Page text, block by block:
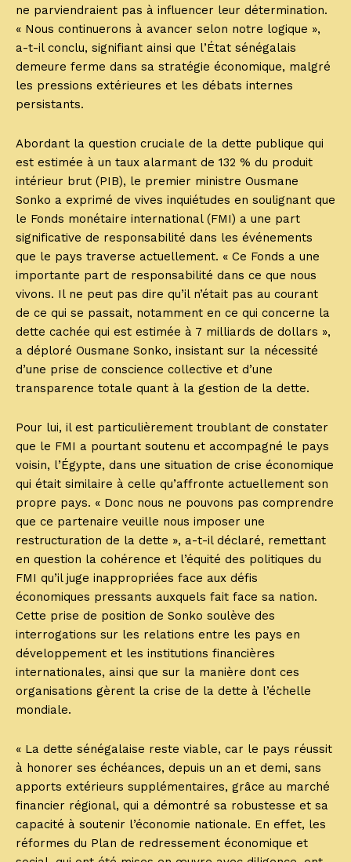
ne parviendraient pas à influencer leur détermination.
« Nous continuerons à avancer selon notre logique »,
a-t-il conclu, signifiant ainsi que l’État sénégalais
demeure ferme dans sa stratégie économique, malgré
les pressions extérieures et les débats internes
persistants.
Abordant la question cruciale de la dette publique qui
est estimée à un taux alarmant de 132 % du produit
intérieur brut (PIB), le premier ministre Ousmane
Sonko a exprimé de vives inquiétudes en soulignant que
le Fonds monétaire international (FMI) a une part
significative de responsabilité dans les événements
que le pays traverse actuellement. « Ce Fonds a une
importante part de responsabilité dans ce que nous
vivons. Il ne peut pas dire qu’il n’était pas au courant
de ce qui se passait, notamment en ce qui concerne la
dette cachée qui est estimée à 7 milliards de dollars »,
a déploré Ousmane Sonko, insistant sur la nécessité
d’une prise de conscience collective et d’une
transparence totale quant à la gestion de la dette.
Pour lui, il est particulièrement troublant de constater
que le FMI a pourtant soutenu et accompagné le pays
voisin, l’Égypte, dans une situation de crise économique
qui était similaire à celle qu’affronte actuellement son
propre pays. « Donc nous ne pouvons pas comprendre
que ce partenaire veuille nous imposer une
restructuration de la dette », a-t-il déclaré, remettant
en question la cohérence et l’équité des politiques du
FMI qu’il juge inappropriées face aux défis
économiques pressants auxquels fait face sa nation.
Cette prise de position de Sonko soulève des
interrogations sur les relations entre les pays en
développement et les institutions financières
internationales, ainsi que sur la manière dont ces
organisations gèrent la crise de la dette à l’échelle
mondiale.
« La dette sénégalaise reste viable, car le pays réussit
à honorer ses échéances, depuis un an et demi, sans
apports extérieurs supplémentaires, grâce au marché
financier régional, qui a démontré sa robustesse et sa
capacité à soutenir l’économie nationale. En effet, les
réformes du Plan de redressement économique et